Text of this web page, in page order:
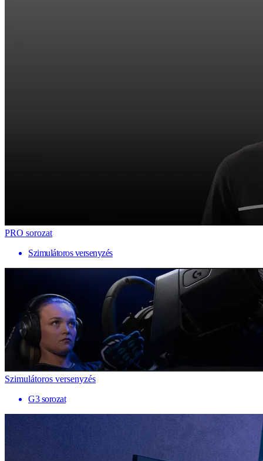
PRO sorozat
Szimulátoros versenyzés
Szimulátoros versenyzés
G3 sorozat